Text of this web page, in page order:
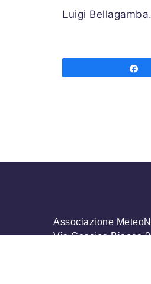
Luigi Bellagamba.
Associazione
Via Cascina Bianca